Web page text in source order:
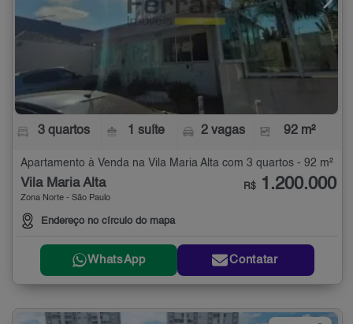
3 quartos 1 suíte 2 vagas 92 m²
Apartamento à Venda na Vila Maria Alta com 3 quartos - 92 m²
Vila Maria Alta
Zona Norte - São Paulo
Endereço no círculo do mapa
R$ 1.200.000
WhatsApp Contatar